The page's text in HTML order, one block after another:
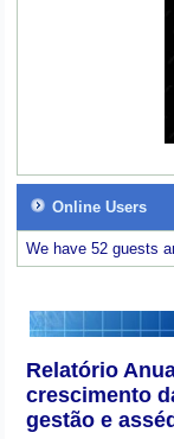
Online Users
We have 52 guests
Relatório
crescimento
gestão e